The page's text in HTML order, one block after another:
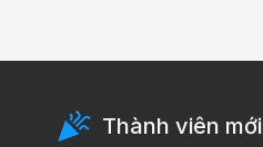
Thành viên mới